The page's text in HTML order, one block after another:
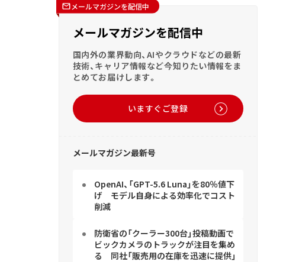
メールマガジンを配信中
メールマガジンを配信中
国内外の業界動向、AIやクラウドなどの最新
技術、キャリア情報など今知りたい情報をま
とめてお届けします。
いますぐご登録
メールマガジン最新号
OpenAI、「GPT-5.6 Luna」を80％値下
げ モデル自身による効率化でコスト
削減
防衛省の「クーラー300台」投稿動画で
ビックカメラのトラックが注目を集め
る 同社「販売用の在庫を迅速に提供」